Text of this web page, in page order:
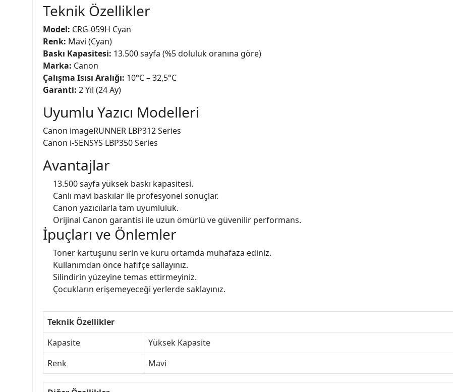
Teknik Özellikler
Model: CRG-059H Cyan
Renk: Mavi (Cyan)
Baskı Kapasitesi: 13.500 sayfa (%5 doluluk oranına göre)
Marka: Canon
Çalışma Isısı Aralığı: 10°C – 32,5°C
Garanti: 2 Yıl (24 Ay)
Uyumlu Yazıcı Modelleri
Canon imageRUNNER LBP312 Series
Canon i-SENSYS LBP350 Series
Avantajlar
13.500 sayfa yüksek baskı kapasitesi.
Canlı mavi baskılar ile profesyonel sonuçlar.
Canon yazıcılarla tam uyumluluk.
Orijinal Canon garantisi ile uzun ömürlü ve güvenilir performans.
İpuçları ve Önlemler
Toner kartuşunu serin ve kuru ortamda muhafaza ediniz.
Kullanımdan önce hafifçe sallayınız.
Silindirin yüzeyine temas ettirmeyiniz.
Çocukların erişemeyeceği yerlerde saklayınız.
Teknik Özellikler
Kapasite
Yüksek Kapasite
Renk
Mavi